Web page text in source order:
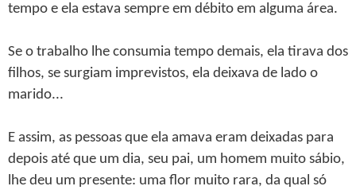
tempo e ela estava sempre em débito em alguma área.
Se o trabalho lhe consumia tempo demais, ela tirava dos
filhos, se surgiam imprevistos, ela deixava de lado o
marido...
E assim, as pessoas que ela amava eram deixadas para
depois até que um dia, seu pai, um homem muito sábio,
lhe deu um presente: uma flor muito rara, da qual só